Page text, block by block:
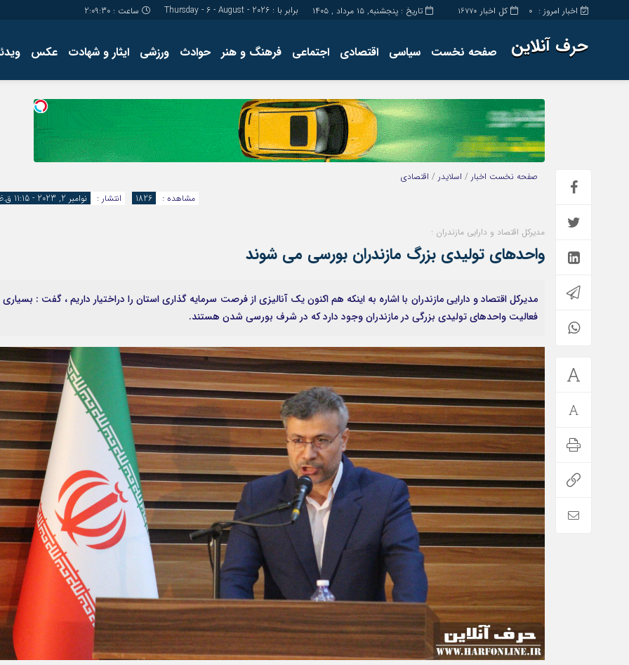
کل اخبار 16770 اخبار امروز : 0 تاریخ : پنجشنبه, ۱۵ مرداد , ۱۴۰۵ برابر با : Thursday - 6 - August - 2026 ساعت : 2:09:31
حرف آنلاین صفحه نخست سیاسی اقتصادی اجتماعی فرهنگ و هنر حوادث ورزشی ایثار و شهادت عکس
کارگاه
تولید
مجله ای
صفحه نخست اخبار / اسلایدر / اقتصادی
انتشار :
نوامبر 2, 2023 - 11:15 ق.ظ مشاهده : 1826
مدیرکل اقتصاد و دارایی مازندران :
واحدهای تولیدی بزرگ مازندران بورسی می شوند
مدیرکل اقتصاد و دارایی مازندران با اشاره به اینکه هم اکنون یک آنالیزی از فرصت سرمایه گذاری استان را دراختیار داریم ، گفت : بسیاری
فعالیت واحدهای تولیدی بزرگی در مازندران وجود دارد که در شرف بورسی شدن هستند.